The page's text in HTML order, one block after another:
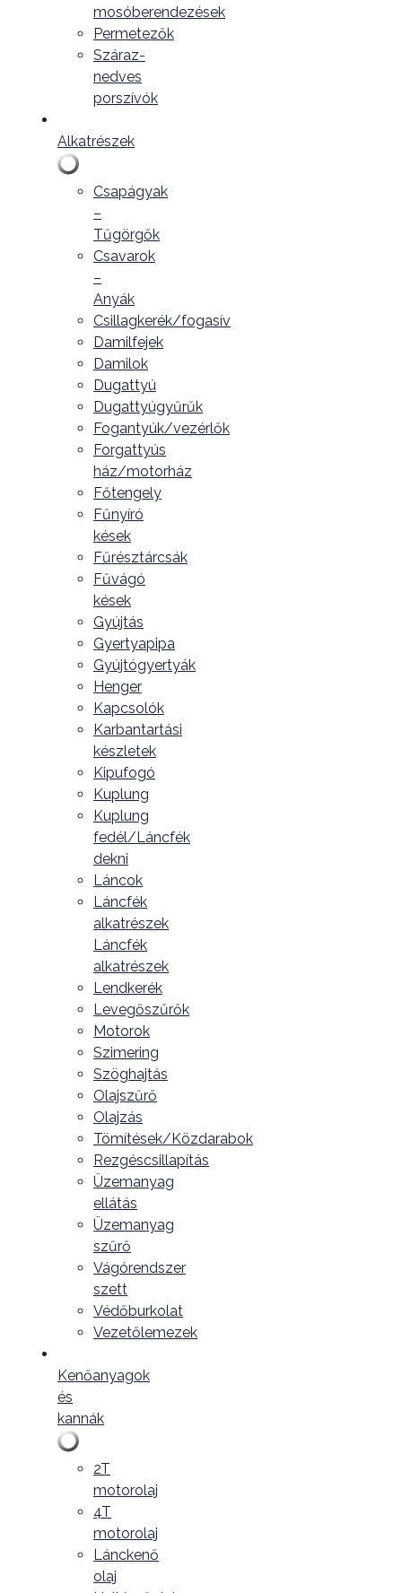
mosóberendezések
Permetezők
Száraz-
nedves
porszívók
Alkatrészek
Csapágyak
–
Tűgörgők
Csavarok
–
Anyák
Csillagkerék/fogasív
Damilfejek
Damilok
Dugattyú
Dugattyúgyűrűk
Fogantyúk/vezérlők
Forgattyús
ház/motorház
Főtengely
Fűnyíró
kések
Fűrésztárcsák
Fűvágó
kések
Gyújtás
Gyertyapipa
Gyújtógyertyák
Henger
Kapcsolók
Karbantartási
készletek
Kipufogó
Kuplung
Kuplung
fedél/Láncfék
dekni
Láncok
Láncfék
alkatrészek
Láncfék
alkatrészek
Lendkerék
Levegőszűrők
Motorok
Szimering
Szöghajtás
Olajszűrő
Olajzás
Tömítések/Közdarabok
Rezgéscsillapítás
Üzemanyag
ellátás
Üzemanyag
szűrő
Vágórendszer
szett
Védőburkolat
Vezetőlemezek
Kenőanyagok
és
kannák
2T
motorolaj
4T
motorolaj
Lánckenő
olaj